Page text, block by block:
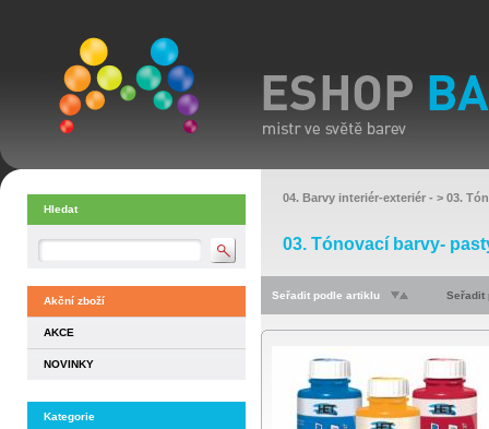
Hledat
Akční zboží
AKCE
NOVINKY
Kategorie
04. Barvy interiér-exteriér - > 03.
03. Tónovací barvy-
Seřadit podle artiklu Seřadit